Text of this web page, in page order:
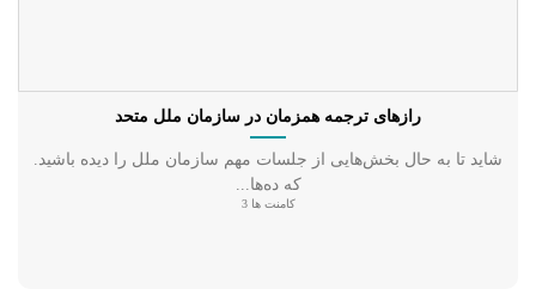
رازهای ترجمه همزمان در سازمان ملل متحد
شاید تا به حال بخش‌هایی از جلسات مهم سازمان ملل را دیده باشید.
که ده‌ها...
کامنت ها 3